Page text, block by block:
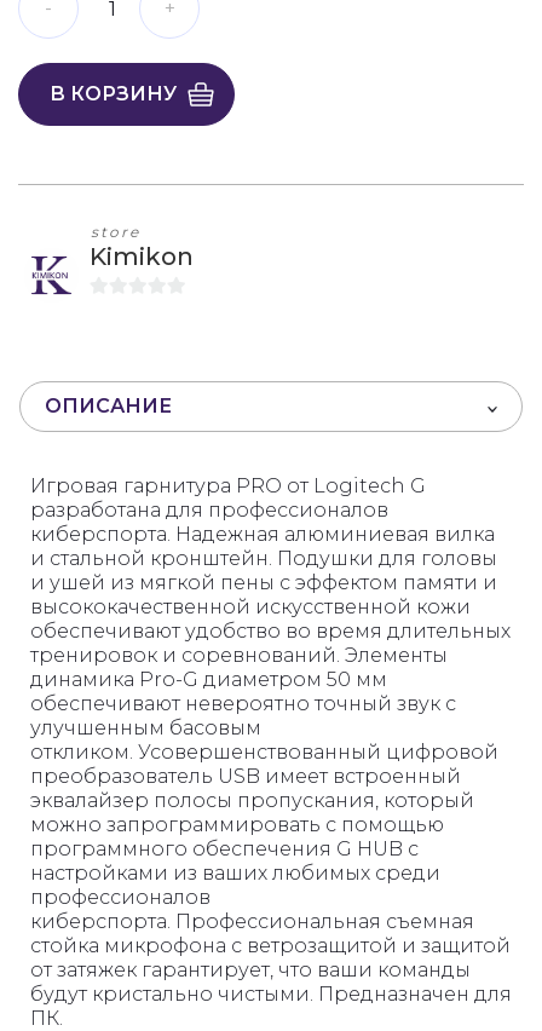
В КОРЗИНУ
store
Kimikon
ОПИСАНИЕ
Игровая гарнитура PRO от Logitech G
разработана для профессионалов
киберспорта. Надежная алюминиевая вилка
и стальной кронштейн. Подушки для головы
и ушей из мягкой пены с эффектом памяти и
высококачественной искусственной кожи
обеспечивают удобство во время длительных
тренировок и соревнований. Элементы
динамика Pro-G диаметром 50 мм
обеспечивают невероятно точный звук с
улучшенным басовым
откликом. Усовершенствованный цифровой
преобразователь USB имеет встроенный
эквалайзер полосы пропускания, который
можно запрограммировать с помощью
программного обеспечения G HUB с
настройками из ваших любимых среди
профессионалов
киберспорта. Профессиональная съемная
стойка микрофона с ветрозащитой и защитой
от затяжек гарантирует, что ваши команды
будут кристально чистыми. Предназначен для
ПК.